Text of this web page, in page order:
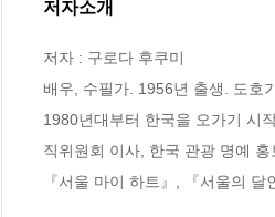
저자소개
저자 : 구로다 후쿠미
배우, 수필가. 1956년 출생. 도호
1980년대부터 한국을 오가기 시
직위원회 이사, 한국 관광 명예
『서울 마이 하트』, 『서울의